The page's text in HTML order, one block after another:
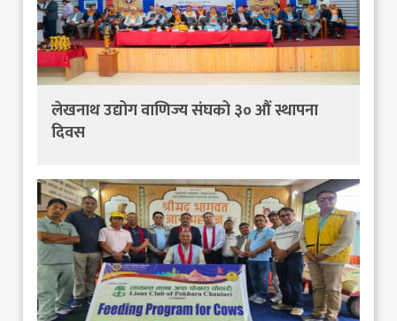
लेखनाथ उद्योग वाणिज्य संघको ३० औं स्थापना
दिवस